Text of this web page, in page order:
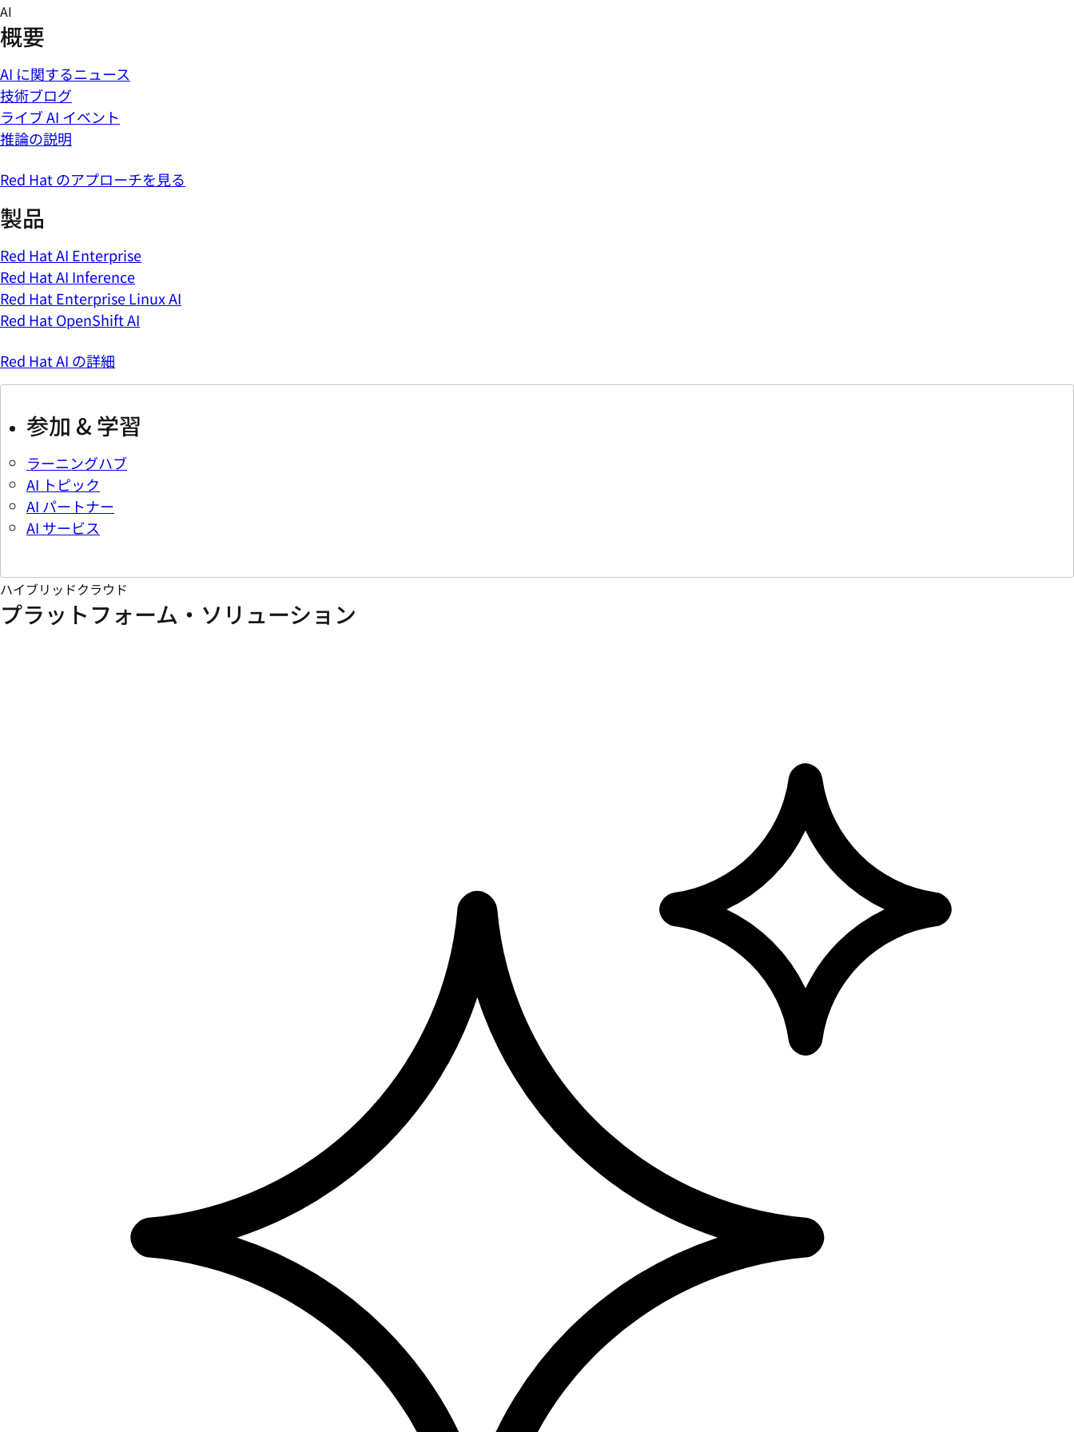
Skip
to
content
AI
概要
AI に関するニュース
技術ブログ
ライブ AI イベント
推論の説明
Red Hat のアプローチを見る
製品
Red Hat AI Enterprise
Red Hat AI Inference
Red Hat Enterprise Linux AI
Red Hat OpenShift AI
Red Hat AI の詳細
参加 & 学習
ラーニングハブ
AI トピック
AI パートナー
AI サービス
ハイブリッドクラウド
プラットフォーム・ソリューション